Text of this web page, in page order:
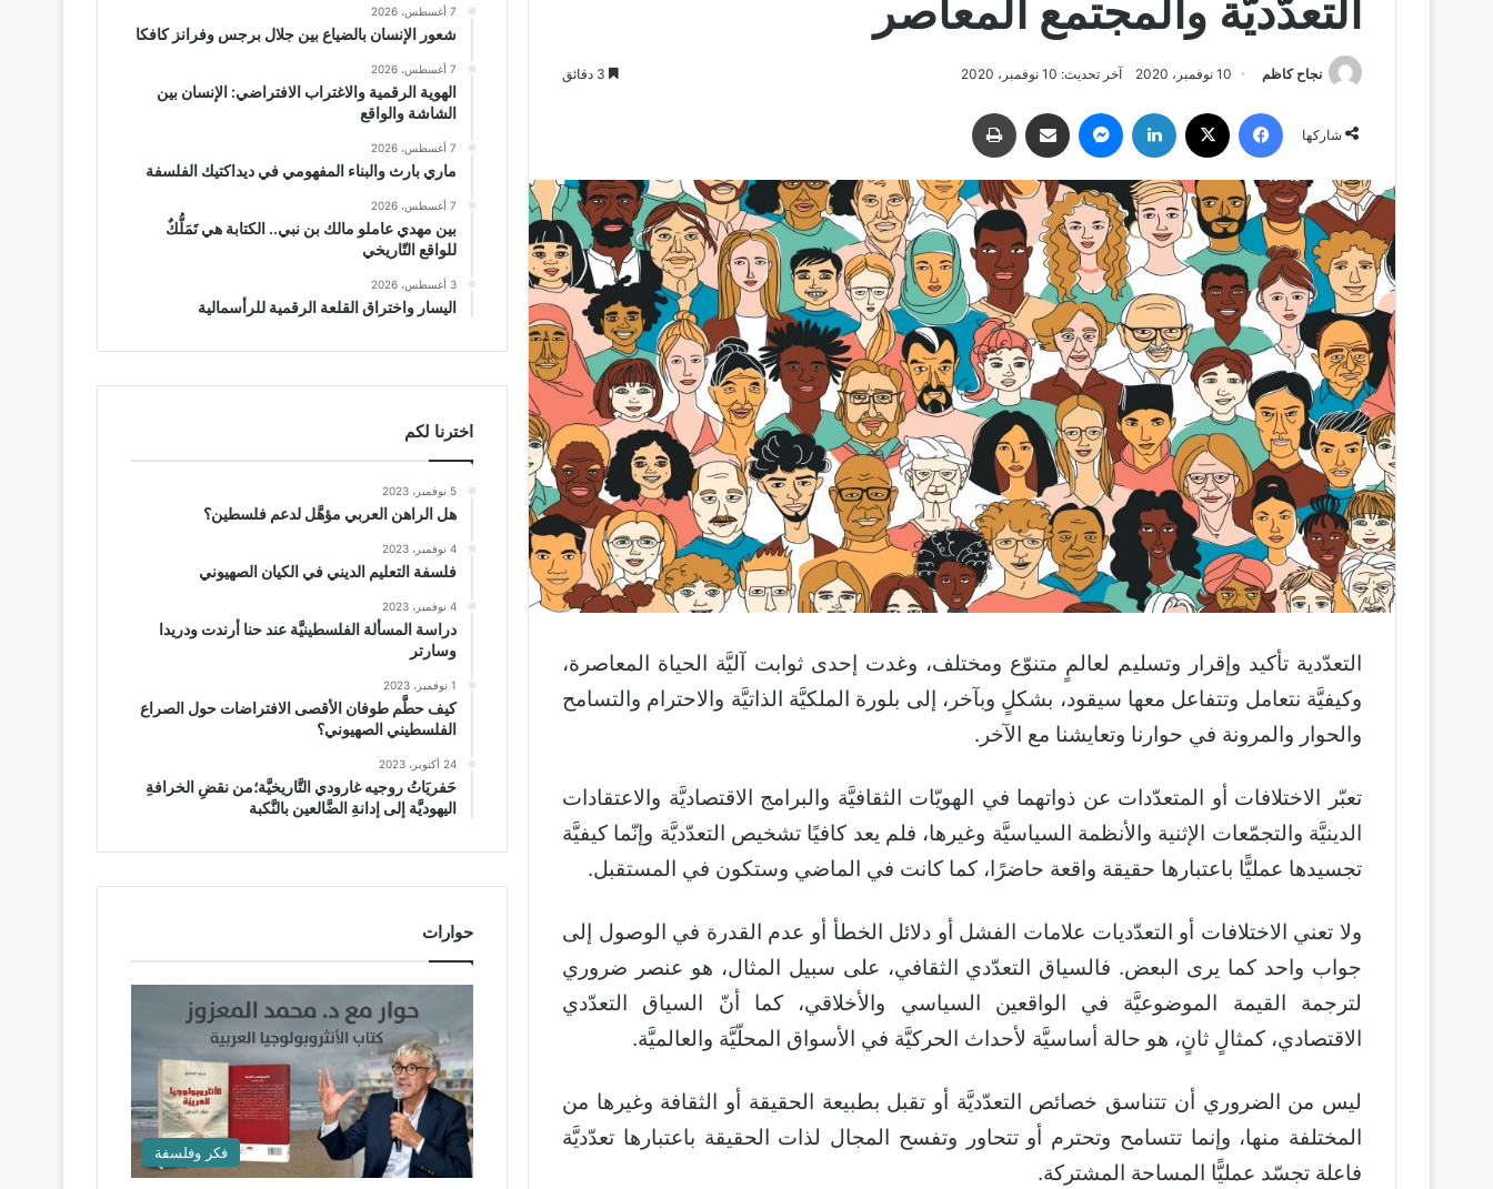
التعدّديَّة والمجتمع المعاصر
نجاح كاظم 10 نوفمبر، 2020 آخر تحديث: 10 نوفمبر، 2020
شاركها
التعدّدية تأكيد وإقرار وتسليم لعالمٍ متنوّع ومختلف، وغدت إحدى ثوابت آليَّة الحياة المعاصرة،
وكيفيَّة نتعامل وتتفاعل معها سيقود، بشكلٍ وبآخر، إلى بلورة الملكيَّة الذاتيَّة والاحترام والتسامح
والحوار والمرونة في حوارنا وتعايشنا مع الآخر.
تعبّر الاختلافات أو المتعدّدات عن ذواتهما في الهويّات الثقافيَّة والبرامج الاقتصاديَّة والاعتقادات
الدينيَّة والتجمّعات الإثنية والأنظمة السياسيَّة وغيرها، فلم يعد كافيًا تشخيص التعدّديَّة وإنّما كيفيَّة
تجسيدها عمليًّا باعتبارها حقيقة واقعة حاضرًا، كما كانت في الماضي وستكون في المستقبل.
ولا تعني الاختلافات أو التعدّديات علامات الفشل أو دلائل الخطأ أو عدم القدرة في الوصول إلى
جواب واحد كما يرى البعض. فالسياق التعدّدي الثقافي، على سبيل المثال، هو عنصر ضروري
لترجمة القيمة الموضوعيَّة في الواقعين السياسي والأخلاقي، كما أنّ السياق التعدّدي
الاقتصادي، كمثالٍ ثانٍ، هو حالة أساسيَّة لأحداث الحركيَّة في الأسواق المحلّيَّة والعالميَّة.
ليس من الضروري أن تتناسق خصائص التعدّديَّة أو تقبل بطبيعة الحقيقة أو الثقافة وغيرها من
المختلفة منها، وإنما تتسامح وتحترم أو تتحاور وتفسح المجال لذات الحقيقة باعتبارها تعدّديَّة
فاعلة تجسّد عمليًّا المساحة المشتركة.
7 أغسطس، 2026
شعور الإنسان بالضياع بين جلال برجس وفرانز كافكا
7 أغسطس، 2026
الهوية الرقمية والاغتراب الافتراضي: الإنسان بين
الشاشة والواقع
7 أغسطس، 2026
ماري بارث والبناء المفهومي في ديداكتيك الفلسفة
7 أغسطس، 2026
بين مهدي عاملو مالك بن نبي.. الكتابة هي تَمَلُّكٌ
للواقع التّاريخي
3 أغسطس، 2026
اليسار واختراق القلعة الرقمية للرأسمالية
اخترنا لكم
5 نوفمبر، 2023
هل الراهن العربي مؤهَّل لدعم فلسطين؟
4 نوفمبر، 2023
فلسفة التعليم الديني في الكيان الصهيوني
4 نوفمبر، 2023
دراسة المسألة الفلسطينيَّة عند حنا أرندت ودريدا
وسارتر
1 نوفمبر، 2023
كيف حطَّم طوفان الأقصى الافتراضات حول الصراع
الفلسطيني الصهيوني؟
24 أكتوبر، 2023
حَفريَاتُ روجيه غارودي التَّاريخيَّة؛من نقضِ الخرافةِ
اليهوديَّة إلى إدانةِ الضَّالعين بالنَّكبة
حوارات
فكر وفلسفة